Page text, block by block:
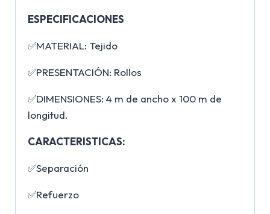
ESPECIFICACIONES
✅MATERIAL: Tejido
✅PRESENTACIÓN: Rollos
✅DIMENSIONES: 4 m de ancho x 100 m de
longitud.
CARACTERISTICAS:
✅Separación
✅Refuerzo